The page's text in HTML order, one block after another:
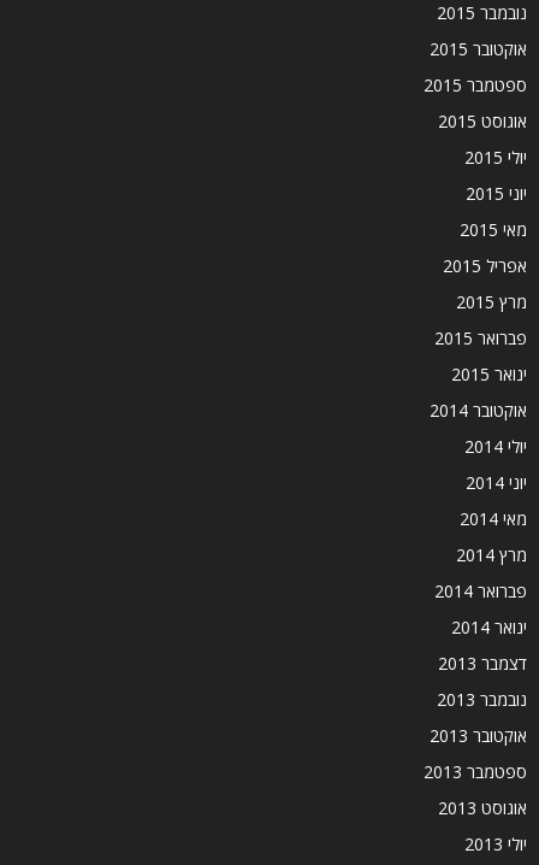
נובמבר 2015
אוקטובר 2015
ספטמבר 2015
אוגוסט 2015
יולי 2015
יוני 2015
מאי 2015
אפריל 2015
מרץ 2015
פברואר 2015
ינואר 2015
אוקטובר 2014
יולי 2014
יוני 2014
מאי 2014
מרץ 2014
פברואר 2014
ינואר 2014
דצמבר 2013
נובמבר 2013
אוקטובר 2013
ספטמבר 2013
אוגוסט 2013
יולי 2013